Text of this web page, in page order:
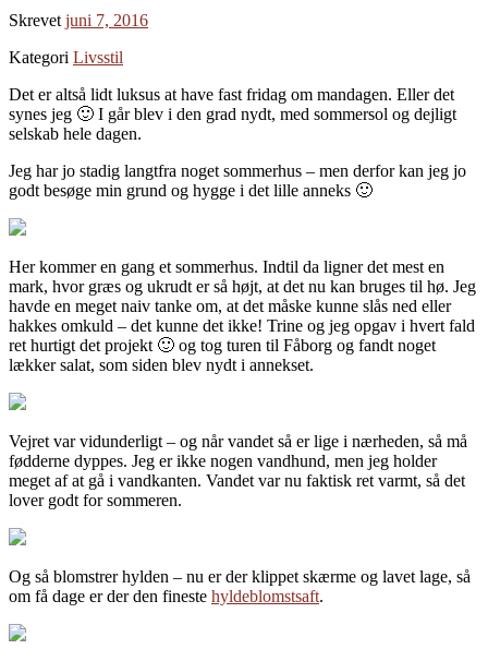
Skrevet juni 7, 2016
Kategori Livsstil
Det er altså lidt luksus at have fast fridag om mandagen. Eller det
synes jeg 🙂 I går blev i den grad nydt, med sommersol og dejligt
selskab hele dagen.
Jeg har jo stadig langtfra noget sommerhus – men derfor kan jeg jo
godt besøge min grund og hygge i det lille anneks 🙂
Her kommer en gang et sommerhus. Indtil da ligner det mest en
mark, hvor græs og ukrudt er så højt, at det nu kan bruges til hø. Jeg
havde en meget naiv tanke om, at det måske kunne slås ned eller
hakkes omkuld – det kunne det ikke! Trine og jeg opgav i hvert fald
ret hurtigt det projekt 🙂 og tog turen til Fåborg og fandt noget
lækker salat, som siden blev nydt i annekset.
Vejret var vidunderligt – og når vandet så er lige i nærheden, så må
fødderne dyppes. Jeg er ikke nogen vandhund, men jeg holder
meget af at gå i vandkanten. Vandet var nu faktisk ret varmt, så det
lover godt for sommeren.
Og så blomstrer hylden – nu er der klippet skærme og lavet lage, så
om få dage er der den fineste hyldeblomstsaft.